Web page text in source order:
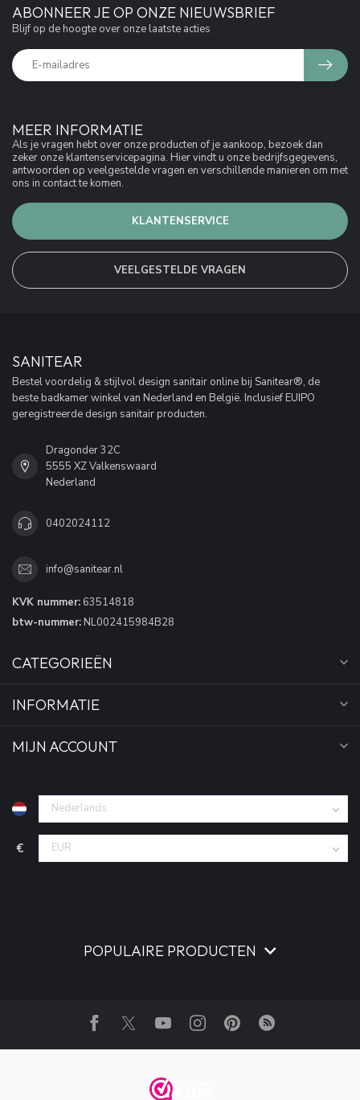
MEER INFORMATIE
Als je vragen hebt over onze producten of je aankoop, bezoek dan
zeker onze klantenservicepagina. Hier vindt u onze bedrijfsgegevens,
antwoorden op veelgestelde vragen en verschillende manieren om met
ons in contact te komen.
KLANTENSERVICE
VEELGESTELDE VRAGEN
ABONNEER JE OP ONZE NIEUWSBRIEF
Blijf op de hoogte over onze laatste acties
SANITEAR
Bestel voordelig & stijlvol design sanitair online bij Sanitear®, de
beste badkamer winkel van Nederland en België. Inclusief EUIPO
geregistreerde design sanitair producten.
Dragonder 32C
5555 XZ Valkenswaard
Nederland
0402024112
info@sanitear.nl
KVK nummer: 63514818
btw-nummer: NL002415984B28
CATEGORIEËN
INFORMATIE
MIJN ACCOUNT
€
POPULAIRE PRODUCTEN